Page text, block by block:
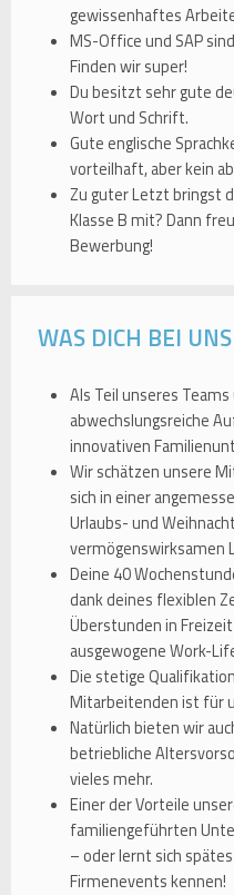
gewissenhaftes
MS-Office und SAP
Finden wir super!
Du besitzt sehr gute
Wort und Schrift.
Gute englische
vorteilhaft, aber kein
Zu guter Letzt bringst
Klasse B mit? Dann
Bewerbung!
WAS DICH BEI
Als Teil unseres
abwechslungsreiche
innovativen
Wir schätzen unsere
sich in einer
Urlaubs- und
vermögenswirksamen
Deine 40
dank deines flexiblen
Überstunden in
ausgewogene Work-
Die stetige
Mitarbeitenden ist für
Natürlich bieten wir
betriebliche
vieles mehr.
Einer der Vorteile
familiengeführten
– oder lernt sich
Firmenevents kennen!